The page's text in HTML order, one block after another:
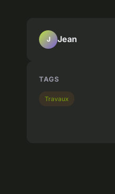
J Jean
TAGS
Travaux